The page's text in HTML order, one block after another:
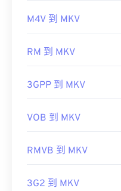
味着文件可能非常大
合社区编解码器包
开发者： Matroska
有用的链接：
M4V 到 MKV
RM 到 MKV
3GPP 到 MKV
VOB 到 MKV
RMVB 到 MKV
3G2 到 MKV